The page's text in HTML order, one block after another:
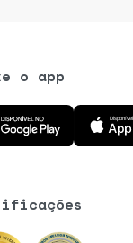
o app
aplicativo na Google
Baixe o